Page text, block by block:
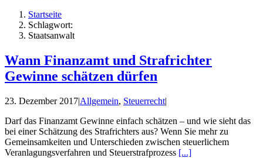
Startseite
Schlagwort:
Staatsanwalt
Wann Finanzamt und Strafrichter
Gewinne schätzen dürfen
23. Dezember 2017|Allgemein, Steuerrecht|
Darf das Finanzamt Gewinne einfach schätzen – und wie sieht das
bei einer Schätzung des Strafrichters aus? Wenn Sie mehr zu
Gemeinsamkeiten und Unterschieden zwischen steuerlichem
Veranlagungsverfahren und Steuerstrafprozess [...]